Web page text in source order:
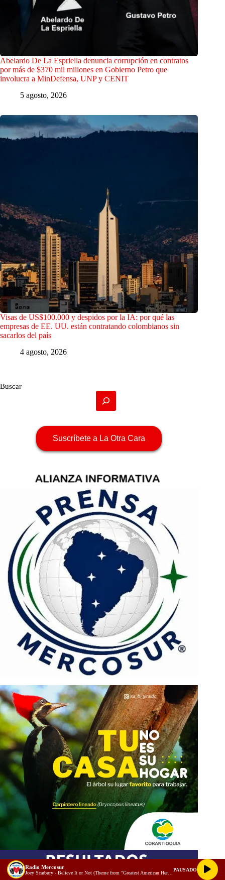
Abelardo De La Espriella denuncia corrupción en contratos
por más de $370 mil millones en Gobierno Petro que
involucra a MinDefensa, UNP y CENIT
5 agosto, 2026
Visas de US$100.000 y despidos por la IA: por qué las
empresas de EE. UU. están contratando colombianos sin
sacarlos del país
4 agosto, 2026
Buscar
Suscríbete a La Otra Cara
Radio Mercosur
Joey Scarbury - Believe It or Not (Theme from "Greatest American Hero")
PAUSADO